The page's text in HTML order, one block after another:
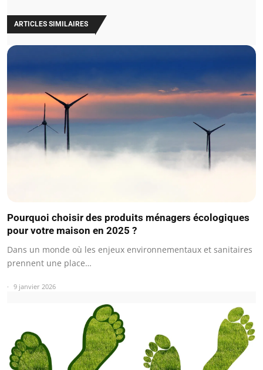
ARTICLES SIMILAIRES
Pourquoi choisir des produits ménagers écologiques
pour votre maison en 2025 ?
Dans un monde où les enjeux environnementaux et sanitaires
prennent une place…
9 janvier 2026